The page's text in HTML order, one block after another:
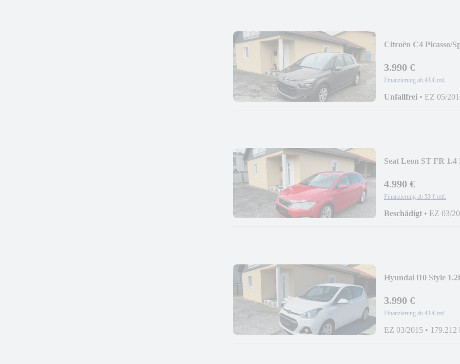
Citroën C4 Picasso/
3.990 €
Finanzierung ab 43 € mtl.
Unfallfrei • EZ 05/
Seat Leon ST FR
4.990 €
Finanzierung ab 53 € mtl.
Beschädigt • EZ 03/
Hyundai i10 Style
3.990 €
Finanzierung ab 43 € mtl.
EZ 03/2015 • 179.212